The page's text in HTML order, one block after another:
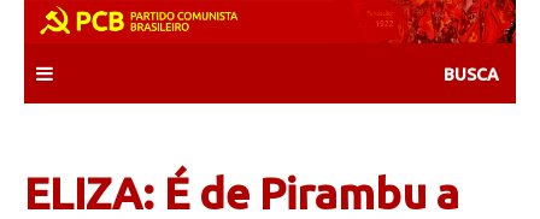
content
ELIZA: É de Pirambu a